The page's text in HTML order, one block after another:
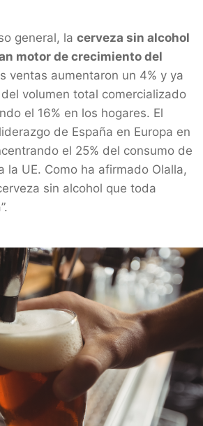
general, la cerveza sin alcohol
motor de crecimiento del
ventas aumentaron un 4% y ya
volumen total comercializado
el 16% en los hogares. El
de España en Europa en
el 25% del consumo de
la UE. Como ha afirmado Olalla,
sin alcohol que toda